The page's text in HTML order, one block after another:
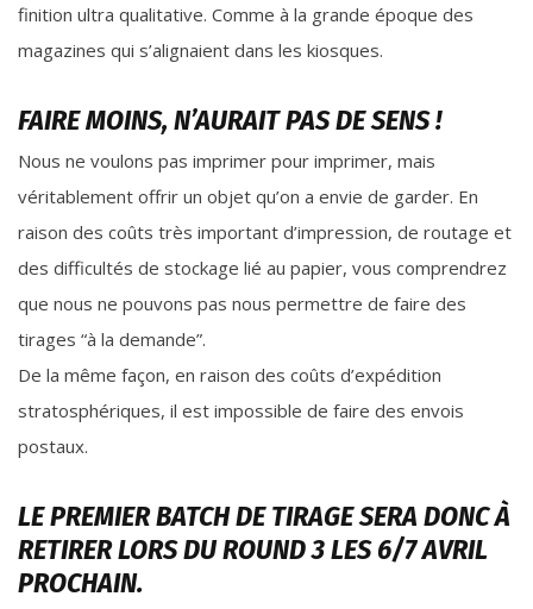
finition ultra qualitative. Comme à la grande époque des
magazines qui s’alignaient dans les kiosques.
FAIRE MOINS, N’AURAIT PAS DE SENS !
Nous ne voulons pas imprimer pour imprimer, mais
véritablement offrir un objet qu’on a envie de garder. En
raison des coûts très important d’impression, de routage et
des difficultés de stockage lié au papier, vous comprendrez
que nous ne pouvons pas nous permettre de faire des
tirages “à la demande”.
De la même façon, en raison des coûts d’expédition
stratosphériques, il est impossible de faire des envois
postaux.
LE PREMIER BATCH DE TIRAGE SERA DONC À
RETIRER LORS DU ROUND 3 LES 6/7 AVRIL
PROCHAIN.